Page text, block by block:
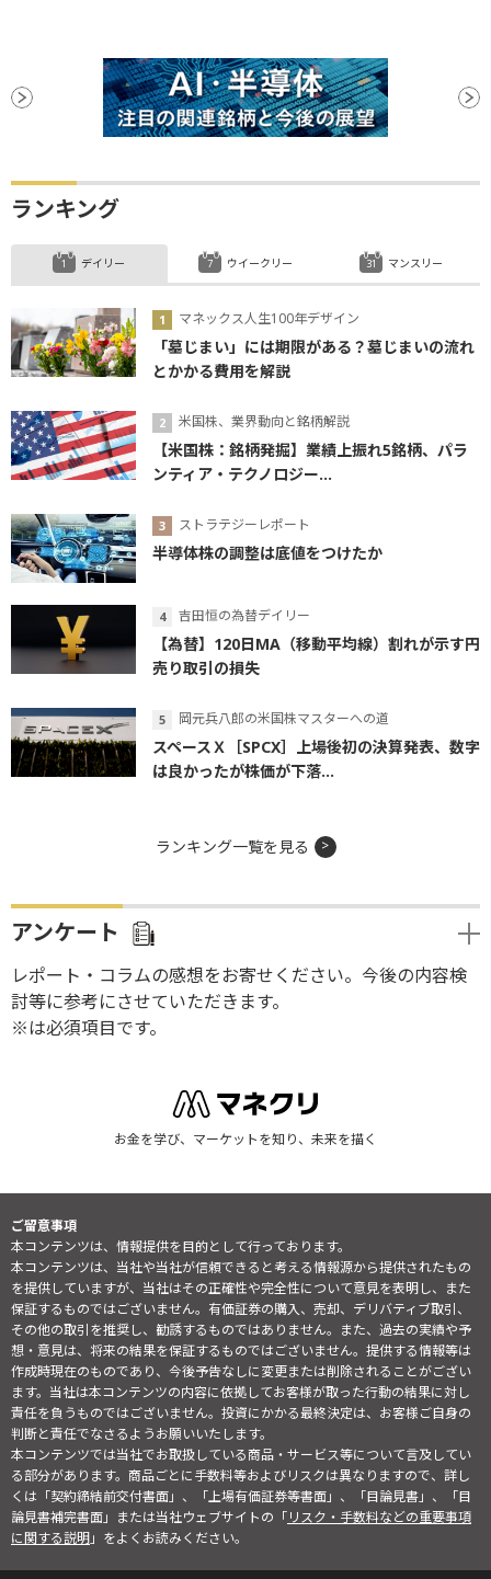
ランキング
デイリー
マネックス人生100年デザイン
「墓じまい」には期限がある？墓じまいの流れ
とかかる費用を解説
米国株、業界動向と銘柄解説
【米国株：銘柄発掘】業績上振れ5銘柄、パラ
ンティア・テクノロジー...
ストラテジーレポート
半導体株の調整は底値をつけたか
吉田恒の為替デイリー
【為替】120日MA（移動平均線）割れが示す円
売り取引の損失
岡元兵八郎の米国株マスターへの道
スペースＸ［SPCX］上場後初の決算発表、数字
は良かったが株価が下落...
ウイークリー マンスリー
ランキング一覧を見る
アンケート
レポート・コラムの感想をお寄せください。今後の内容検
討等に参考にさせていただきます。
※は必須項目です。
お金を学び、マーケットを知り、未来を描く
ご留意事項
本コンテンツは、情報提供を目的として行っております。
本コンテンツは、当社や当社が信頼できると考える情報源から提供されたもの
を提供していますが、当社はその正確性や完全性について意見を表明し、また
保証するものではございません。有価証券の購入、売却、デリバティブ取引、
その他の取引を推奨し、勧誘するものではありません。また、過去の実績や予
想・意見は、将来の結果を保証するものではございません。提供する情報等は
作成時現在のものであり、今後予告なしに変更または削除されることがござい
ます。当社は本コンテンツの内容に依拠してお客様が取った行動の結果に対し
責任を負うものではございません。投資にかかる最終決定は、お客様ご自身の
判断と責任でなさるようお願いいたします。
本コンテンツでは当社でお取扱している商品・サービス等について言及してい
る部分があります。商品ごとに手数料等およびリスクは異なりますので、詳し
くは「契約締結前交付書面」、「上場有価証券等書面」、「目論見書」、「目
論見書補完書面」または当社ウェブサイトの「リスク・手数料などの重要事項
に関する説明」をよくお読みください。